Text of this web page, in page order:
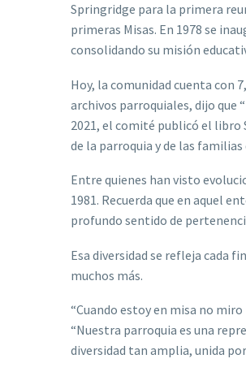
Springridge para la primera
primeras Misas. En 1978 se
consolidando su misión
Hoy, la comunidad cuenta con
archivos parroquiales, dijo que
2021, el comité publicó el libro
de la parroquia y de las
Entre quienes han visto
1981. Recuerda que en aquel
profundo sentido de
Esa diversidad se refleja cada
muchos más.
“Cuando estoy en misa no
“Nuestra parroquia es una
diversidad tan amplia, unida